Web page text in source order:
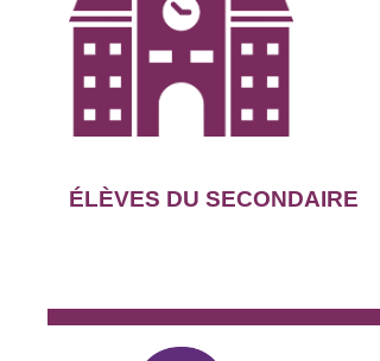
ÉLÈVES DU SECONDAIRE